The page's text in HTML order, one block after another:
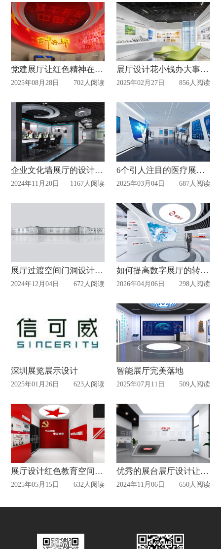
党建展厅让红色精神在空间中鲜活传承
2025年08月28日 702人阅读
展厅设计花小钱办大事，企业展厅还可以这样做
2025年02月27日 856人阅读
企业文化墙展厅的设计与制作
2024年11月20日 1167人阅读
6个引人注目的医疗展厅设计
2025年03月04日 687人阅读
展厅过渡空间门洞设计的5要素
2024年12月04日 672人阅读
如何提高数字展厅的转化率？（上市公司必看，少走百万弯路）
2026年04月06日 298人阅读
深圳展览展示设计
2025年01月26日 623人阅读
智能展厅完美落地
2025年07月11日 509人阅读
展厅设计红色教育空间这样打造
2025年05月15日 632人阅读
优秀的展台展厅设计让你的企业脱颖而出
2024年11月06日 650人阅读